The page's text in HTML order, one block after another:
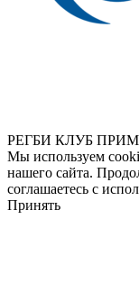
РЕГБИ КЛУБ
Мы используем
нашего сайта.
соглашаетесь с
Принять